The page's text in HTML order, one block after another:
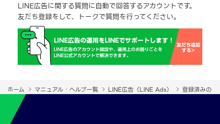
LINE広告に関する質問に自動で回答するアカウントです。
友だち登録をして、トークで質問を行ってください。
ホーム マニュアル・ヘルプ一覧 LINE広告（LINE Ads） 登録済みのク